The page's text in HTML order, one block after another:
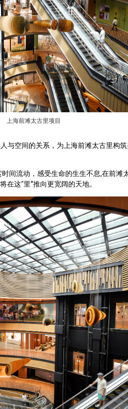
上海前滩太古里项目
与空间的关系，为上海前滩太古里构
间流动，感受生命的生生不息,在前滩
这“里”推向更宽阔的天地。